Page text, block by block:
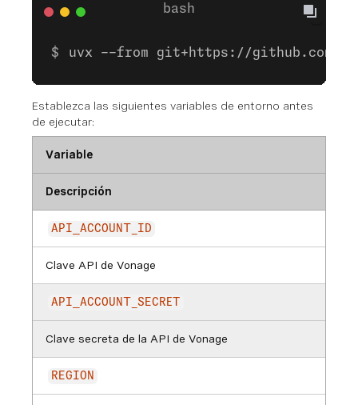
uvx --from git+https://github.com/
Establezca las siguientes variables de entorno antes
de ejecutar:
Variable
Descripción
API_ACCOUNT_ID
Clave API de Vonage
API_ACCOUNT_SECRET
Clave secreta de la API de Vonage
REGION